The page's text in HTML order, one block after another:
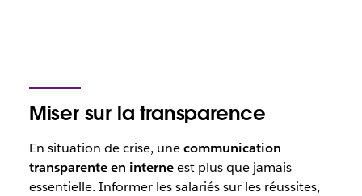
Miser sur la transparence
En situation de crise, unecommunication
transparente en interneest plus que jamais
essentielle. Informer les salariés sur les réussites,